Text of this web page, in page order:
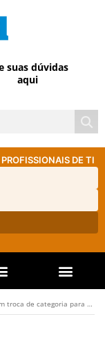
suas dúvidas
aqui
DE TI
para sindicato de TI em São Paulo